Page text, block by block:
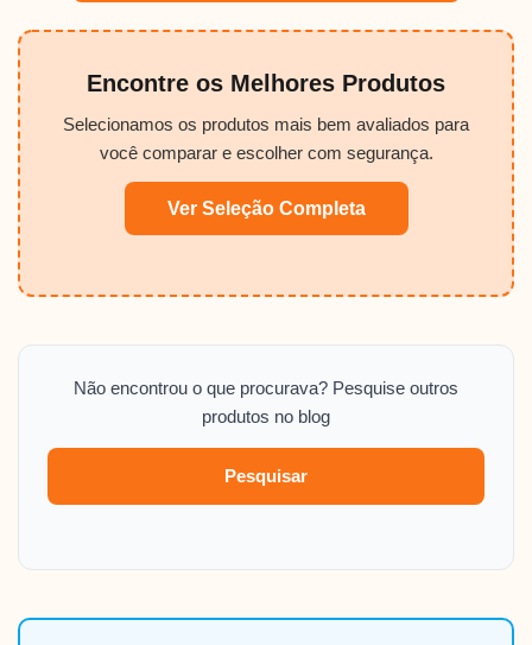
Encontre os Melhores Produtos
Selecionamos os produtos mais bem avaliados para
você comparar e escolher com segurança.
Ver Seleção Completa
Não encontrou o que procurava? Pesquise outros
produtos no blog
Pesquisar